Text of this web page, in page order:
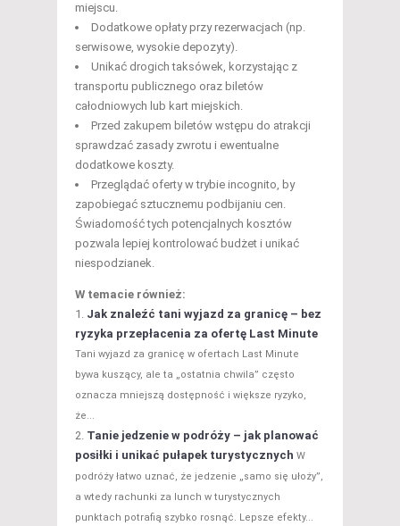
miejscu.
Dodatkowe opłaty przy rezerwacjach (np.
serwisowe, wysokie depozyty).
Unikać drogich taksówek, korzystając z
transportu publicznego oraz biletów
całodniowych lub kart miejskich.
Przed zakupem biletów wstępu do atrakcji
sprawdzać zasady zwrotu i ewentualne
dodatkowe koszty.
Przeglądać oferty w trybie incognito, by
zapobiegać sztucznemu podbijaniu cen.
Świadomość tych potencjalnych kosztów
pozwala lepiej kontrolować budżet i unikać
niespodzianek.
W temacie również:
Jak znaleźć tani wyjazd za granicę – bez
ryzyka przepłacenia za ofertę Last Minute
Tani wyjazd za granicę w ofertach Last Minute
bywa kuszący, ale ta „ostatnia chwila” często
oznacza mniejszą dostępność i większe ryzyko,
że...
Tanie jedzenie w podróży – jak planować
posiłki i unikać pułapek turystycznych W
podróży łatwo uznać, że jedzenie „samo się ułoży”,
a wtedy rachunki za lunch w turystycznych
punktach potrafią szybko rosnąć. Lepsze efekty...